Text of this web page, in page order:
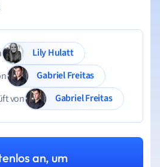
Lily Hulatt
Gabriel Freitas
von
Gabriel Freitas
an, um